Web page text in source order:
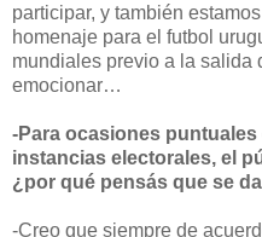
participar, y también
homenaje para el futbol
mundiales previo a la salida
emocionar…
-Para ocasiones
instancias electorales, el
¿por qué pensás que se
-Creo que siempre de